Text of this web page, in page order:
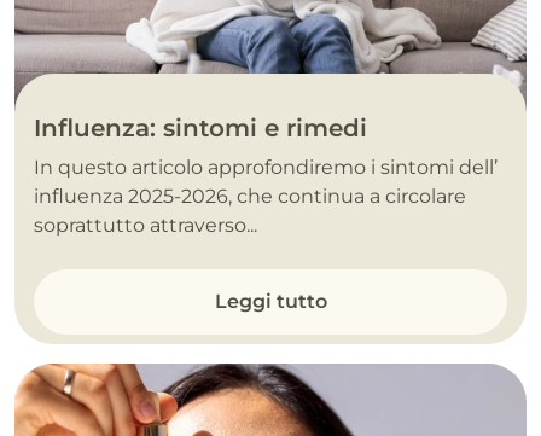
Influenza: sintomi e rimedi
In questo articolo approfondiremo i sintomi dell’
influenza 2025-2026, che continua a circolare
soprattutto attraverso...
Leggi tutto